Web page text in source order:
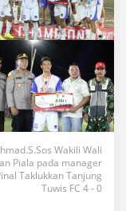
Wakili Wali
Piala pada manager
Taklukkan Tanjung
Tuwis FC 4 - 0